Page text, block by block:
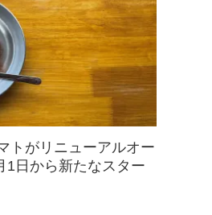
トがリニューアルオー
1日から新たなスター